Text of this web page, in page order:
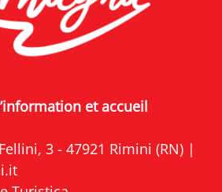
et accueil
3 - 47921 Rimini (RN) |